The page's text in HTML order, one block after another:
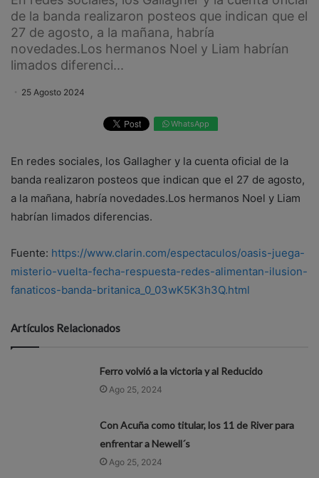
de la banda realizaron posteos que indican que el
27 de agosto, a la mañana, habría
novedades.Los hermanos Noel y Liam habrían
limados diferenci...
25 Agosto 2024
WhatsApp
En redes sociales, los Gallagher y la cuenta oficial de la
banda realizaron posteos que indican que el 27 de agosto,
a la mañana, habría novedades.Los hermanos Noel y Liam
habrían limados diferencias.
Fuente: https://www.clarin.com/espectaculos/oasis-juega-
misterio-vuelta-fecha-respuesta-redes-alimentan-ilusion-
fanaticos-banda-britanica_0_03wK5K3h3Q.html
Artículos Relacionados
Ferro volvió a la victoria y al Reducido
Ago 25, 2024
Con Acuña como titular, los 11 de River para
enfrentar a Newell´s
Ago 25, 2024